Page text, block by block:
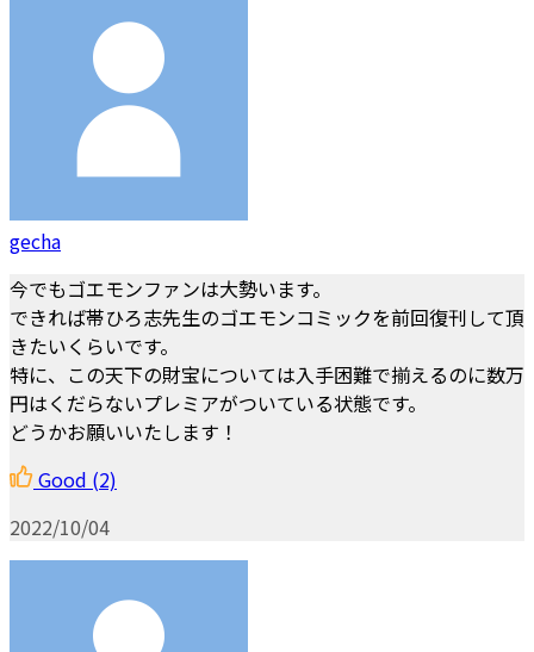
gecha
今でもゴエモンファンは大勢います。
できれば帯ひろ志先生のゴエモンコミックを前回復刊して頂
きたいくらいです。
特に、この天下の財宝については入手困難で揃えるのに数万
円はくだらないプレミアがついている状態です。
どうかお願いいたします！
Good (2)
2022/10/04